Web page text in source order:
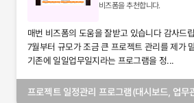
비즈폼을 추천합니다.
매번 비즈폼의 도움을 잘받고 있습니다 감사드
7월부터 규모가 조금 큰 프로젝트 관리를 제가
기존에 일일업무일지라는 프로그램을 정...
프로젝트 일정관리 프로그램(대시보드, 업무